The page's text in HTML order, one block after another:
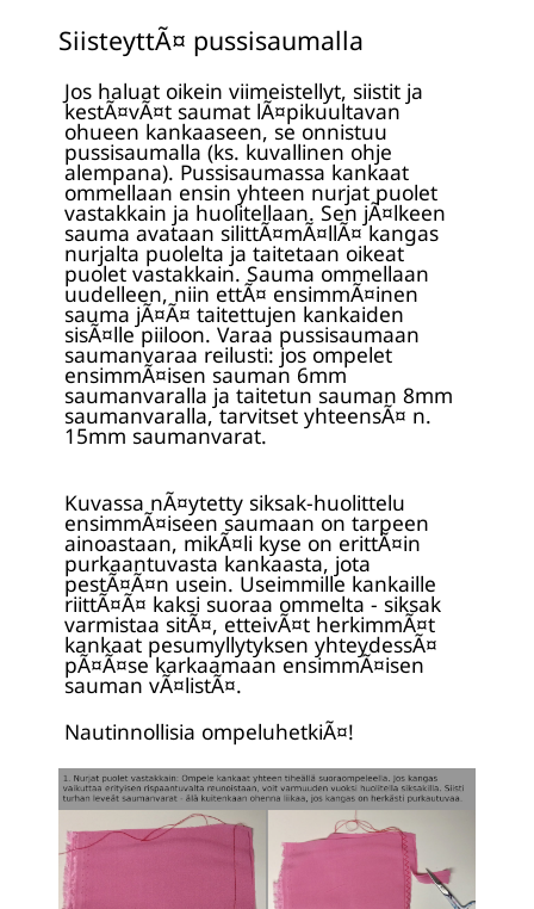
SiisteyttÃ¤ pussisaumalla
Jos haluat oikein viimeistellyt, siistit ja
kestÃ¤vÃ¤t saumat lÃ¤pikuultavan
ohueen kankaaseen, se onnistuu
pussisaumalla (ks. kuvallinen ohje
alempana). Pussisaumassa kankaat
ommellaan ensin yhteen nurjat puolet
vastakkain ja huolitellaan. Sen jÃ¤lkeen
sauma avataan silittÃ¤mÃ¤llÃ¤ kangas
nurjalta puolelta ja taitetaan oikeat
puolet vastakkain. Sauma ommellaan
uudelleen, niin ettÃ¤ ensimmÃ¤inen
sauma jÃ¤Ã¤ taitettujen kankaiden
sisÃ¤lle piiloon. Varaa pussisaumaan
saumanvaraa reilusti: jos ompelet
ensimmÃ¤isen sauman 6mm
saumanvaralla ja taitetun sauman 8mm
saumanvaralla, tarvitset yhteensÃ¤ n.
15mm saumanvarat.
Kuvassa nÃ¤ytetty siksak-huolittelu
ensimmÃ¤iseen saumaan on tarpeen
ainoastaan, mikÃ¤li kyse on erittÃ¤in
purkaantuvasta kankaasta, jota
pestÃ¤Ã¤n usein. Useimmille kankaille
riittÃ¤Ã¤ kaksi suoraa ommelta - siksak
varmistaa sitÃ¤, etteivÃ¤t herkimmÃ¤t
kankaat pesumyllytyksen yhteydessÃ¤
pÃ¤Ã¤se karkaamaan ensimmÃ¤isen
sauman vÃ¤listÃ¤.
Nautinnollisia ompeluhetkiÃ¤!